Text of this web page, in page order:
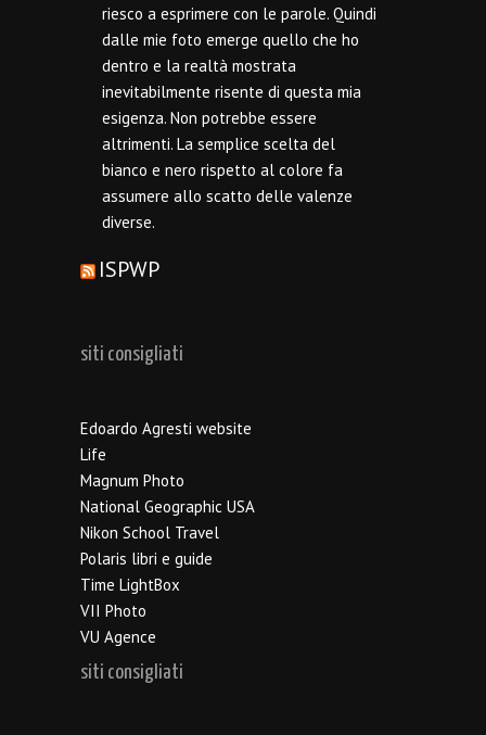
riesco a esprimere con le parole. Quindi
dalle mie foto emerge quello che ho
dentro e la realtà mostrata
inevitabilmente risente di questa mia
esigenza. Non potrebbe essere
altrimenti. La semplice scelta del
bianco e nero rispetto al colore fa
assumere allo scatto delle valenze
diverse.
ISPWP
siti consigliati
Edoardo Agresti website
Life
Magnum Photo
National Geographic USA
Nikon School Travel
Polaris libri e guide
Time LightBox
VII Photo
VU Agence
siti consigliati